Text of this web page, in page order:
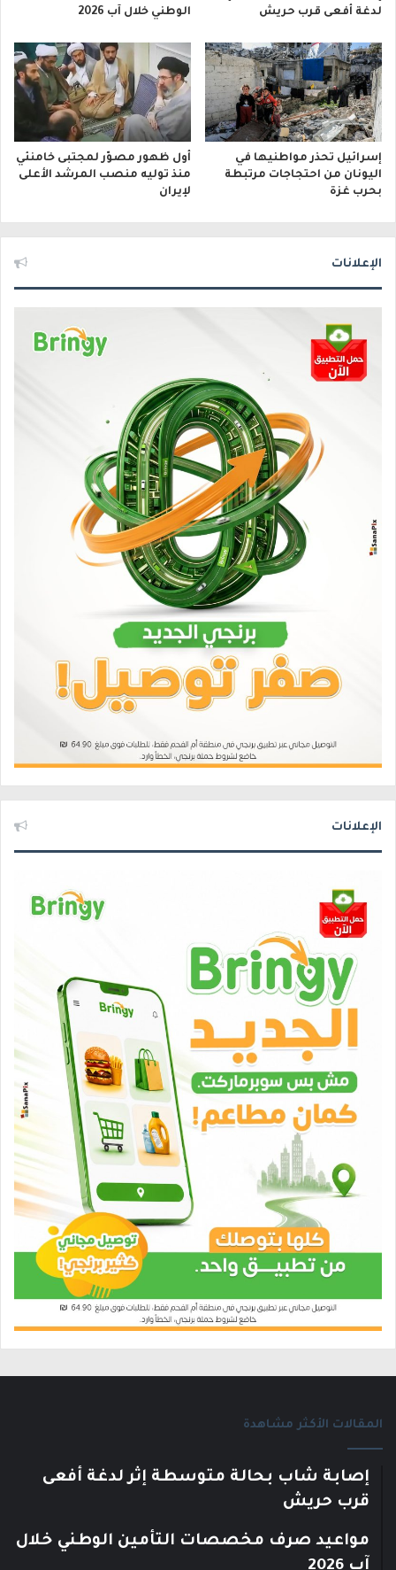
لدغة أفعى قرب حريش
الوطني خلال آب 2026
إسرائيل تحذر مواطنيها في
اليونان من احتجاجات مرتبطة
بحرب غزة
أول ظهور مصوّر لمجتبى خامنئي
منذ توليه منصب المرشد الأعلى
لإيران
الإعلانات
الإعلانات
المقالات الأكثر مشاهدة
إصابة شاب بحالة متوسطة إثر لدغة أفعى
قرب حريش
مواعيد صرف مخصصات التأمين الوطني خلال